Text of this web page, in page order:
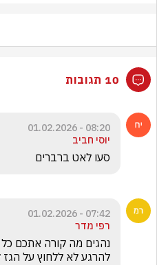
10 תגובות
08:20 - 01.02.2026
יוסי חביב
סעו לאט ברברים
07:42 - 01.02.2026
רפי מדר